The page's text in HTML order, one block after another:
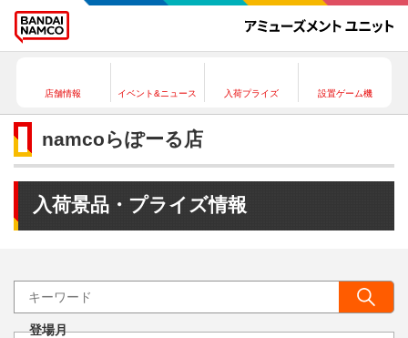
店舗情報 イベント&ニュース 入荷プライズ 設置ゲーム機
namcoらぽーる店
入荷景品・プライズ情報
登場月